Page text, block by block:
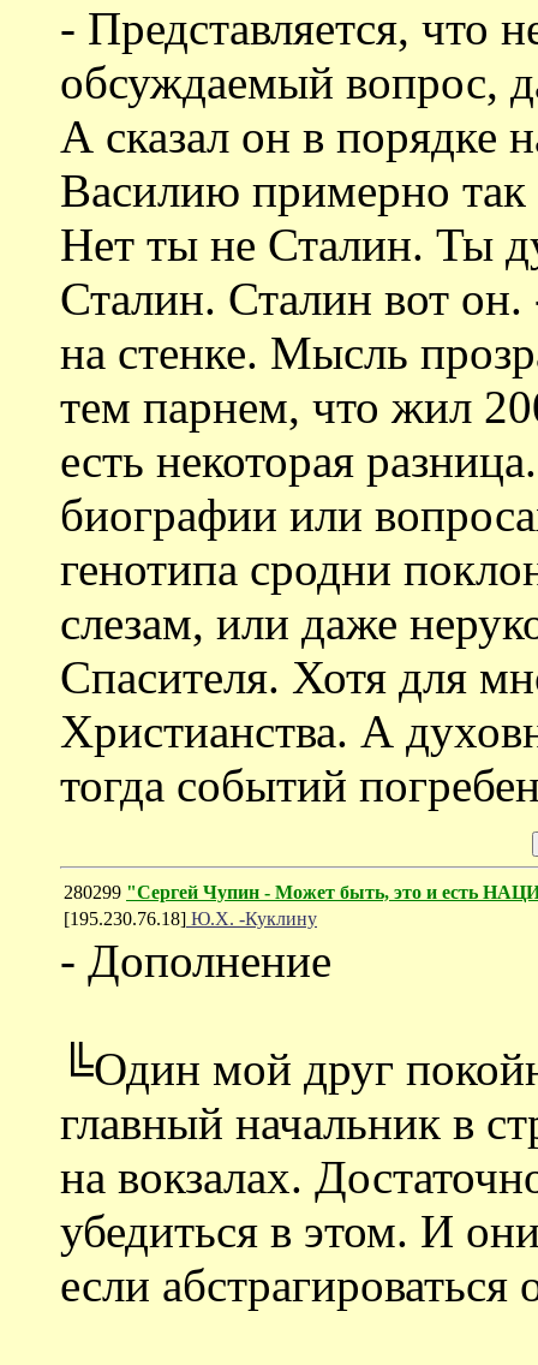
- Представляется, что
обсуждаемый вопрос,
А сказал он в порядке
Василию примерно
Нет ты не Сталин. Ты
Сталин. Сталин вот он.
на стенке. Мысль
тем парнем, что жил
есть некоторая
биографии или
генотипа сродни
слезам, или даже
Спасителя. Хотя для
Христианства. А
тогда событий
280299 "Сергей Чупин - Может быть, это и есть
[195.230.76.18] Ю.Х. -Куклину
- Дополнение
╚Один мой друг
главный начальник в
на вокзалах.
убедиться в этом. И
если абстрагироваться